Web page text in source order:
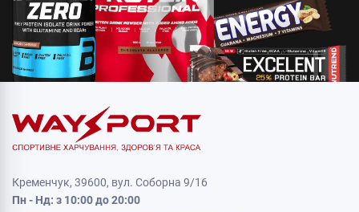
Кременчук, 39600, вул. Соборна 9/16
Пн - Нд: з 10:00 до 20:00